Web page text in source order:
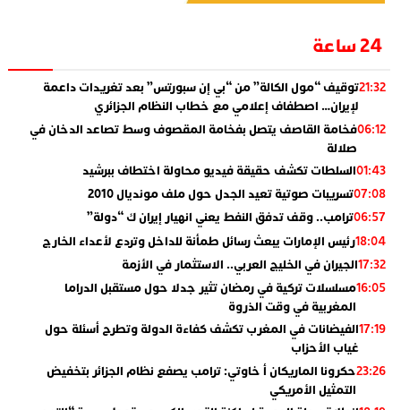
24 ساعة
21:32توقيف “مول الكالة” من “بي إن سبورتس” بعد تغريدات داعمة
لإيران… اصطفاف إعلامي مع خطاب النظام الجزائري
06:12فخامة القاصف يتصل بفخامة المقصوف وسط تصاعد الدخان في
صلالة
01:43السلطات تكشف حقيقة فيديو محاولة اختطاف ببرشيد
07:08تسريبات صوتية تعيد الجدل حول ملف مونديال 2010
06:57ترامب.. وقف تدفق النفط يعني انهيار إيران ك “دولة”
18:04رئيس الإمارات يبعث رسائل طمأنة للداخل وتردع لأعداء الخارج
17:32الجيران في الخليج العربي.. الاستثمار في الأزمة
16:05مسلسلات تركية في رمضان تثير جدلا حول مستقبل الدراما
المغربية في وقت الذروة
17:19الفيضانات في المغرب تكشف كفاءة الدولة وتطرح أسئلة حول
غياب الأحزاب
23:26حكرونا الماريكان أ خاوتي: ترامب يصفع نظام الجزائر بتخفيض
التمثيل الأمريكي